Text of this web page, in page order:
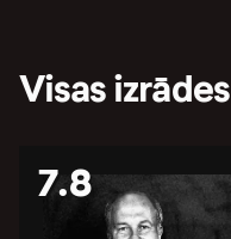
Visas izrādes
7.8